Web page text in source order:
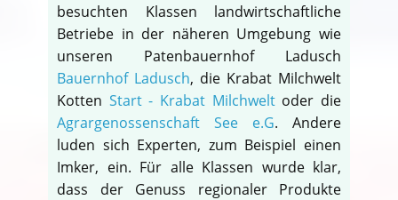
besuchten Klassen landwirtschaftliche
Betriebe in der näheren Umgebung wie
unseren Patenbauernhof Ladusch
Bauernhof Ladusch, die Krabat Milchwelt
Kotten Start - Krabat Milchweltoder die
Agrargenossenschaft See e.G. Andere
luden sich Experten, zum Beispiel einen
Imker, ein. Für alle Klassen wurde klar,
dass der Genuss regionaler Produkte